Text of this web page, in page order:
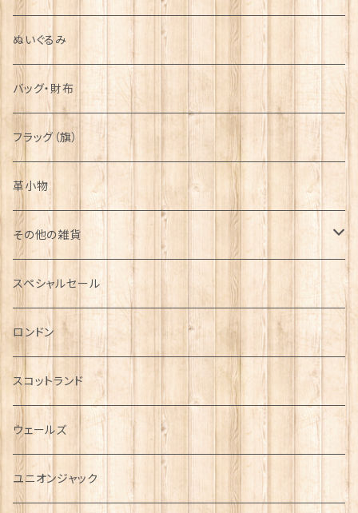
ぬいぐるみ
バッグ・財布
フラッグ（旗）
革小物
その他の雑貨
ミニカー
チャーム
犬グッズ
傘
指貫(シンブル)
スペシャルセール
ロンドン
スコットランド
ウェールズ
ユニオンジャック